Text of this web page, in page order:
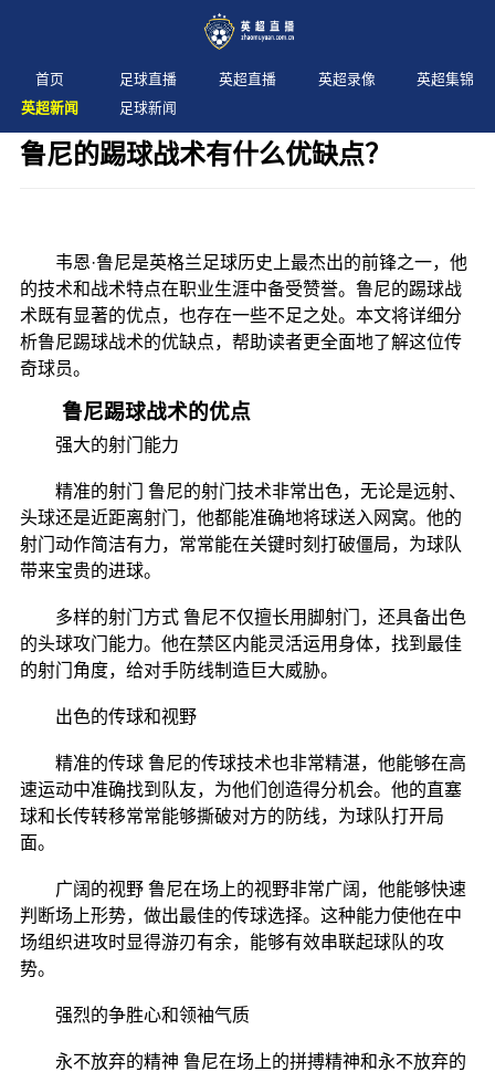
首页 足球直播 英超直播 英超录像
英超集锦
英超新闻
足球新闻
鲁尼的踢球战术有什么优缺点？
韦恩·鲁尼是英格兰足球历史上最杰出的前锋之一，他
的技术和战术特点在职业生涯中备受赞誉。鲁尼的踢球战
术既有显著的优点，也存在一些不足之处。本文将详细分
析鲁尼踢球战术的优缺点，帮助读者更全面地了解这位传
奇球员。
鲁尼踢球战术的优点
强大的射门能力
精准的射门 鲁尼的射门技术非常出色，无论是远射、
头球还是近距离射门，他都能准确地将球送入网窝。他的
射门动作简洁有力，常常能在关键时刻打破僵局，为球队
带来宝贵的进球。
多样的射门方式 鲁尼不仅擅长用脚射门，还具备出色
的头球攻门能力。他在禁区内能灵活运用身体，找到最佳
的射门角度，给对手防线制造巨大威胁。
出色的传球和视野
精准的传球 鲁尼的传球技术也非常精湛，他能够在高
速运动中准确找到队友，为他们创造得分机会。他的直塞
球和长传转移常常能够撕破对方的防线，为球队打开局
面。
广阔的视野 鲁尼在场上的视野非常广阔，他能够快速
判断场上形势，做出最佳的传球选择。这种能力使他在中
场组织进攻时显得游刃有余，能够有效串联起球队的攻
势。
强烈的争胜心和领袖气质
永不放弃的精神 鲁尼在场上的拼搏精神和永不放弃的